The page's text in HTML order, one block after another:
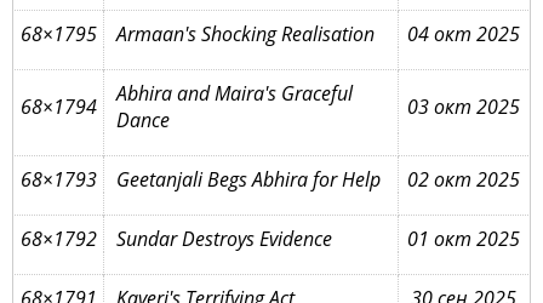
68×1795 Armaan's Shocking Realisation 04 окт 2025
68×1794
Abhira and Maira's Graceful
Dance
03 окт 2025
68×1793 Geetanjali Begs Abhira for Help 02 окт 2025
68×1792 Sundar Destroys Evidence 01 окт 2025